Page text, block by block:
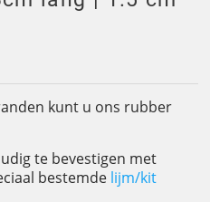
kunt u ons rubber
te bevestigen met
bestemde lijm/kit